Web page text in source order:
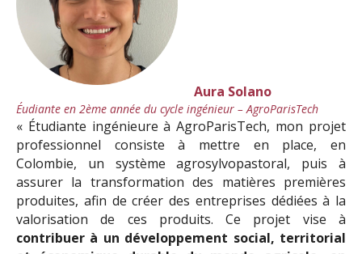
Aura Solano
Éudiante en 2ème année du cycle ingénieur –AgroParisTech
« Étudiante ingénieure à AgroParisTech, mon projet
professionnel consiste à mettre en place, en
Colombie, un système agrosylvopastoral, puis à
assurer la transformation des matières premières
produites, afin de créer des entreprises dédiées à la
valorisation de ces produits. Ce projet vise à
contribuer à un développement social, territorial